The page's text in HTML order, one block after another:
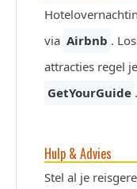
via Airbnb .
attracties regel
GetYourGuide .
Hulp & Advies
Stel al je